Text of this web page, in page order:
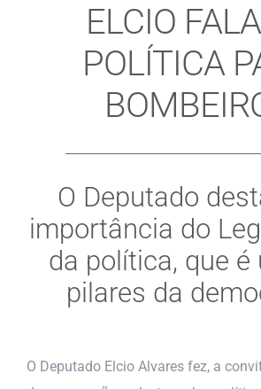
ELCIO
POLÍTICA
O Deputado
importância do
da política, que é
pilares da
O Deputado Elcio Alvares fez, a